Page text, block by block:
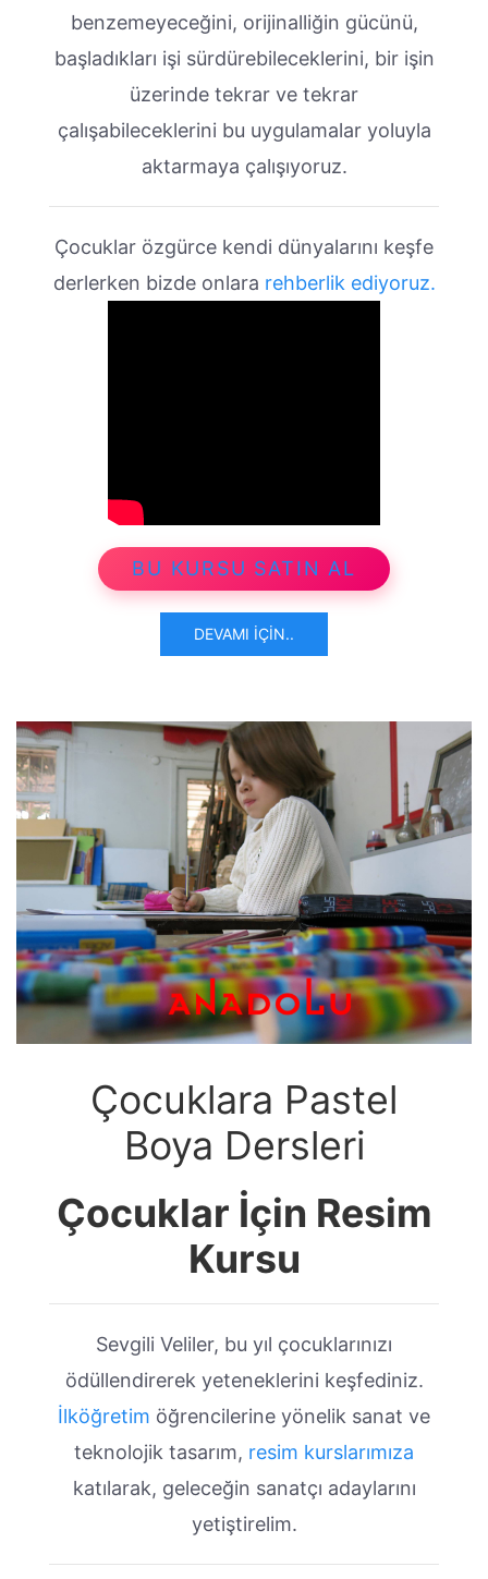
benzemeyeceğini, orijinalliğin gücünü,
başladıkları işi sürdürebileceklerini, bir işin
üzerinde tekrar ve tekrar
çalışabileceklerini bu uygulamalar yoluyla
aktarmaya çalışıyoruz.
Çocuklar özgürce kendi dünyalarını keşfe
derlerken bizde onlara rehberlik ediyoruz.
BU KURSU SATIN AL
DEVAMI İÇIN..
Çocuklara Pastel
Boya Dersleri
Çocuklar İçin Resim
Kursu
Sevgili Veliler, bu yıl çocuklarınızı
ödüllendirerek yeteneklerini keşfediniz.
İlköğretim öğrencilerine yönelik sanat ve
teknolojik tasarım, resim kurslarımıza
katılarak, geleceğin sanatçı adaylarını
yetiştirelim.